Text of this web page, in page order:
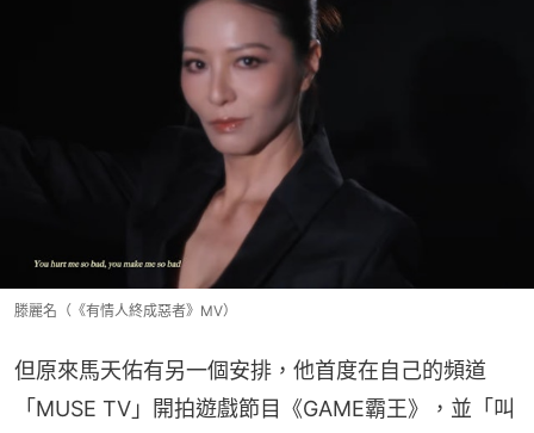
滕麗名（《有情人終成惡者》MV）
但原來馬天佑有另一個安排，他首度在自己的頻道
「MUSE TV」開拍遊戲節目《GAME霸王》，並「叫